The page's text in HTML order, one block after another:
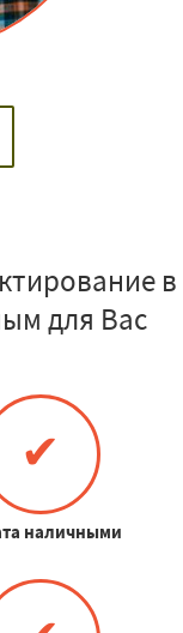
в
для Вас
✔
наличными